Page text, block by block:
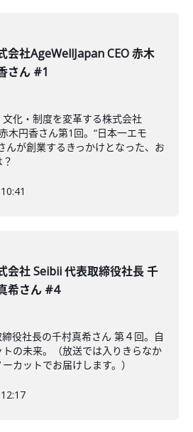
会社AgeWellJapan CEO 赤木
さん #1
化・制度を変革する株式会社
木円香さん第1回。“日本一エモ
んが創業するきっかけとなった、お
会社 Seibii 代表取締役社長 千
希さん #4
役社長の千村真希さん 第４回。自
の未来。（放送では入りきらなか
カットでお届けします。）